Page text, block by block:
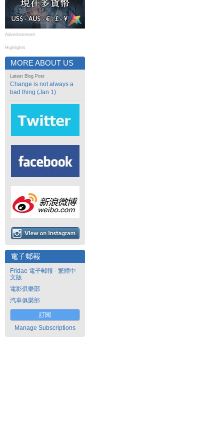
Advertisement
Highlights
MORE ABOUT US
Latest Blog Post
Change is not always a
bad thing (Jan 1)
電子郵報
Fridae 電子郵報 - 繁體中
文版
電影俱樂部
汽車俱樂部
訂閱
Manage Subscriptions